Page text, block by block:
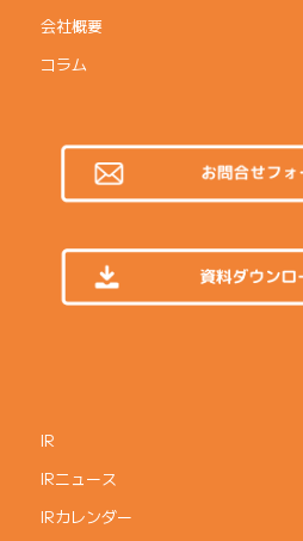
会社概要
コラム
IR
IRニュース
IRカレンダー